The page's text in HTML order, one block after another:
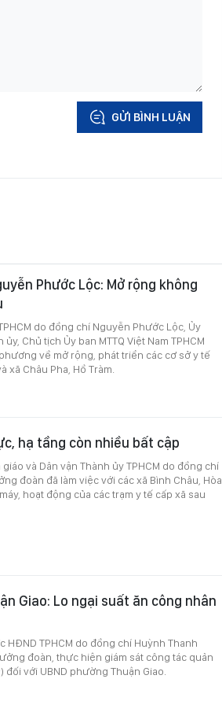
GỬI BÌNH LUẬN
Phước Lộc: Mở rộng không
do đồng chí Nguyễn Phước Lộc, Ủy
Chủ tịch Ủy ban MTTQ Việt Nam TPHCM
về mở rộng, phát triển các cơ sở y tế
xã Châu Pha, Hồ Tràm.
hạ tầng còn nhiều bất cập
và Dân vận Thành ủy TPHCM do đồng chí
đoàn đã làm việc với các xã Bình Châu, Hòa
hoạt động của các trạm y tế cấp xã sau
Giao: Lo ngại suất ăn công nhân
TPHCM do đồng chí Huỳnh Thanh
đoàn, thực hiện giám sát công tác quản
với UBND phường Thuận Giao.